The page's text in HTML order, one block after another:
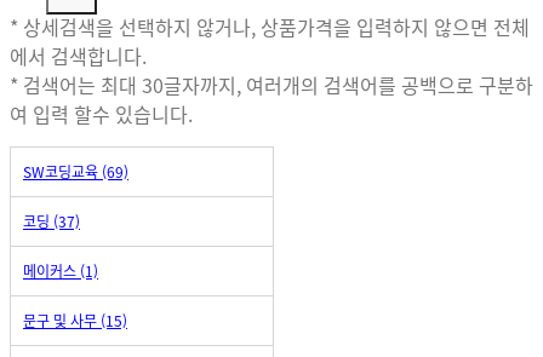
* 상세검색을 선택하지 않거나, 상품가격을 입력하지 않으면 전체
에서 검색합니다.
* 검색어는 최대 30글자까지, 여러개의 검색어를 공백으로 구분하
여 입력 할수 있습니다.
SW코딩교육 (69)
코딩 (37)
메이커스 (1)
문구 및 사무 (15)